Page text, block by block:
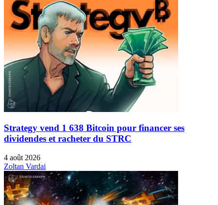
Strategy vend 1 638 Bitcoin pour financer ses
dividendes et racheter du STRC
4 août 2026
Zoltan Vardai